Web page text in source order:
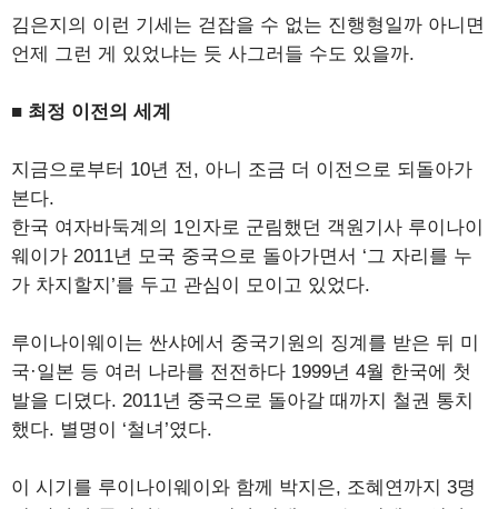
김은지의 이런 기세는 걷잡을 수 없는 진행형일까 아니면
언제 그런 게 있었냐는 듯 사그러들 수도 있을까.
■ 최정 이전의 세계
지금으로부터 10년 전, 아니 조금 더 이전으로 되돌아가
본다.
한국 여자바둑계의 1인자로 군림했던 객원기사 루이나이
웨이가 2011년 모국 중국으로 돌아가면서 ‘그 자리를 누
가 차지할지’를 두고 관심이 모이고 있었다.
루이나이웨이는 싼샤에서 중국기원의 징계를 받은 뒤 미
국·일본 등 여러 나라를 전전하다 1999년 4월 한국에 첫
발을 디뎠다. 2011년 중국으로 돌아갈 때까지 철권 통치
했다. 별명이 ‘철녀’였다.
이 시기를 루이나이웨이와 함께 박지은, 조혜연까지 3명